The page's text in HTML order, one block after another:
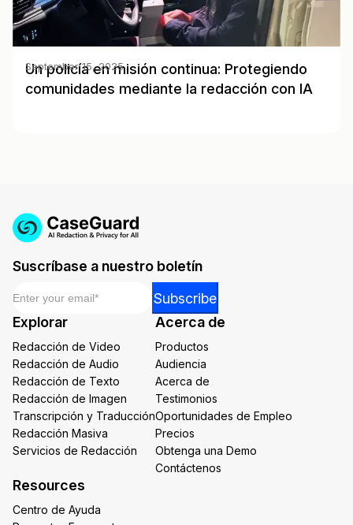
Un policía en misión continua: Protegiendo
comunidades mediante la redacción con IA
September 15, 2025
Suscríbase a nuestro boletín
*
Subscribe
Explorar
Redacción de Video
Redacción de Audio
Redacción de Texto
Redacción de Imagen
Transcripción y Traducción
Redacción Masiva
Servicios de Redacción
Acerca de
Productos
Audiencia
Acerca de
Testimonios
Oportunidades de Empleo
Precios
Obtenga una Demo
Contáctenos
Resources
Centro de Ayuda